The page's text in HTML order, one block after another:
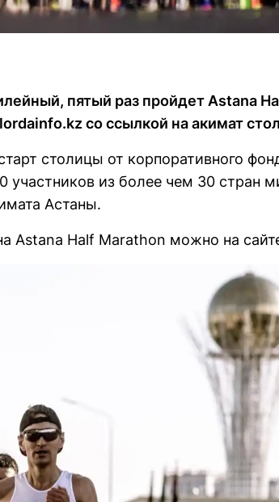
пятый раз пройдет Astana
со ссылкой на акимат
столицы от корпоративного
участников из более чем 30 стран
Астаны.
Astana Half Marathon можно на